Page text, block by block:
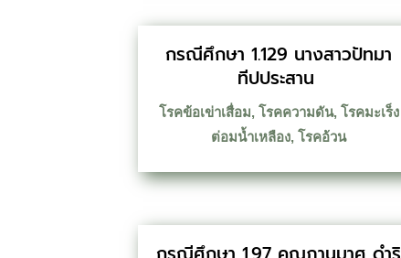
กรณีศึกษา 1.129 นางสาวปัทมา
ทีปประสาน
โรคข้อเข่าเสื่อม, โรคความดัน, โรคมะเร็ง
ต่อมน้ำเหลือง,โรคอ้วน